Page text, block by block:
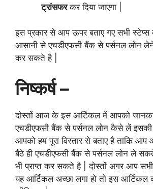
ट्रांसफरकर दिया जाएगा |
इस प्रकार से आप ऊपर बताए गए सभी
आसानी से एचडीएफसी बैंक से पर्सनल लोन
कर सकते है |
निष्कर्ष –
दोस्तों आज के इस आर्टिकल में आपको
एचडीएफसी बैंक से पर्सनल लोन कैसे लें इसकी
आपको हम पूरा विस्तार से बताए है ताकि
बैठे ही एचडीएफसी बैंक से पर्सनल लोन ले
भी प्राप्त कर सकते है | दोस्तों अगर आप
यह आर्टिकल अच्छा लगा हो तो इस